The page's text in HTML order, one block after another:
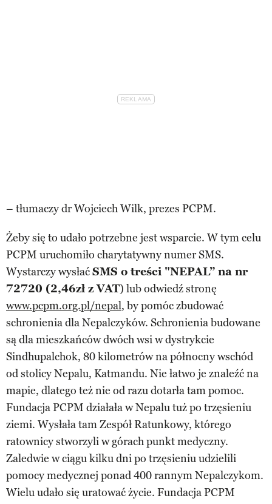
– tłumaczy dr Wojciech Wilk, prezes PCPM.
Żeby się to udało potrzebne jest wsparcie. W tym celu
PCPM uruchomiło charytatywny numer SMS.
Wystarczy wysłaćSMS o treści "NEPAL” na nr
72720 (2,46zł z VAT) lub odwiedź stronę
www.pcpm.org.pl/nepal, by pomóc zbudować
schronienia dla Nepalczyków. Schronienia budowane
są dla mieszkańców dwóch wsi w dystrykcie
Sindhupalchok, 80 kilometrów na północny wschód
od stolicy Nepalu, Katmandu. Nie łatwo je znaleźć na
mapie, dlatego też nie od razu dotarła tam pomoc.
Fundacja PCPM działała w Nepalu tuż po trzęsieniu
ziemi. Wysłała tam Zespół Ratunkowy, którego
ratownicy stworzyli w górach punkt medyczny.
Zaledwie w ciągu kilku dni po trzęsieniu udzielili
pomocy medycznej ponad 400 rannym Nepalczykom.
Wielu udało się uratować życie. Fundacja PCPM